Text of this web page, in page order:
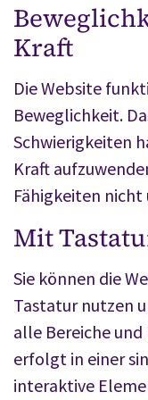
Kraft
Die Website
Beweglichkeit.
Schwierigkeiten
Kraft
Fähigkeiten nicht
Mit
Sie können die
Tastatur nutzen
alle Bereiche
erfolgt in einer
interaktive